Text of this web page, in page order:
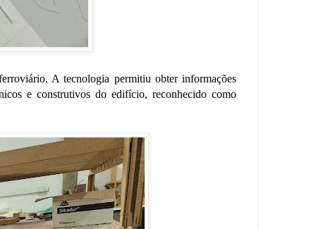
A tecnologia permitiu obter informações
e construtivos do edifício, reconhecido como